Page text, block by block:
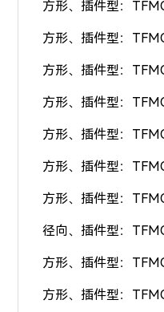
方形、插件型：
方形、插件型：
方形、插件型：
方形、插件型：
方形、插件型：
方形、插件型：
方形、插件型：
径向、插件型：
方形、插件型：
方形、插件型：